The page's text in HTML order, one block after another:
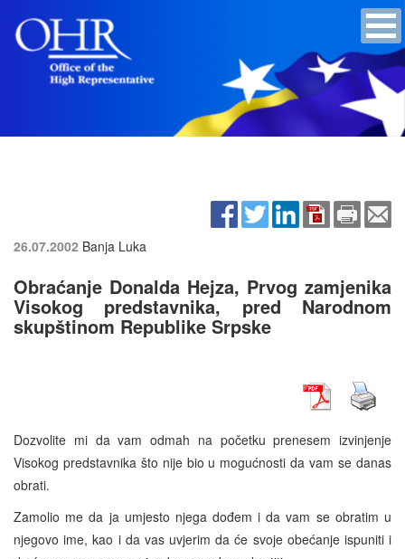
26.07.2002 Banja Luka
Obraćanje Donalda Hejza, Prvog zamjenika
Visokog predstavnika, pred Narodnom
skupštinom Republike Srpske
Dozvolite mi da vam odmah na početku prenesem izvinjenje
Visokog predstavnika što nije bio u mogućnosti da vam se danas
obrati.
Zamolio me da ja umjesto njega dođem i da vam se obratim u
njegovo ime, kao i da vas uvjerim da će svoje obećanje ispuniti i